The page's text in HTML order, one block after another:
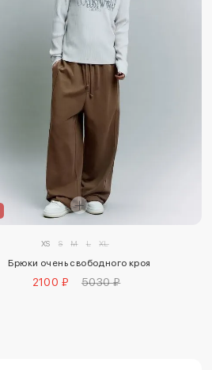
XS S M L XL
Брюки очень свободного кроя
2100 ₽ 5030 ₽